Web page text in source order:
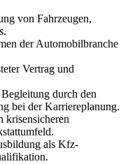
von Fahrzeugen,
der Automobilbranche
Vertrag und
durch den
bei der Karriereplanung.
krisensicheren
als Kfz-